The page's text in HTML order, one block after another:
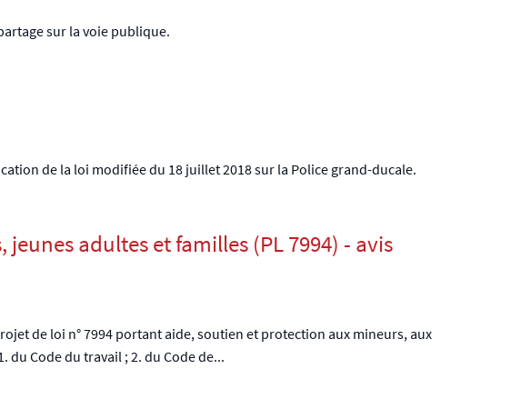
sur la voie publique.
de la loi modifiée du 18 juillet 2018 sur la Police grand-ducale.
adultes et familles (PL 7994) - avis
de loi n° 7994 portant aide, soutien et protection aux mineurs, aux
Code du travail ; 2. du Code de...